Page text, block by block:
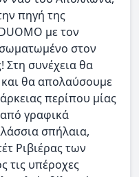
πηγή της
με τον
στον
Στη συνέχεια θα
και θα απολαύσουμε
περίπου μίας
γραφικά
σπήλαια,
Ριβιέρας των
τις υπέροχες